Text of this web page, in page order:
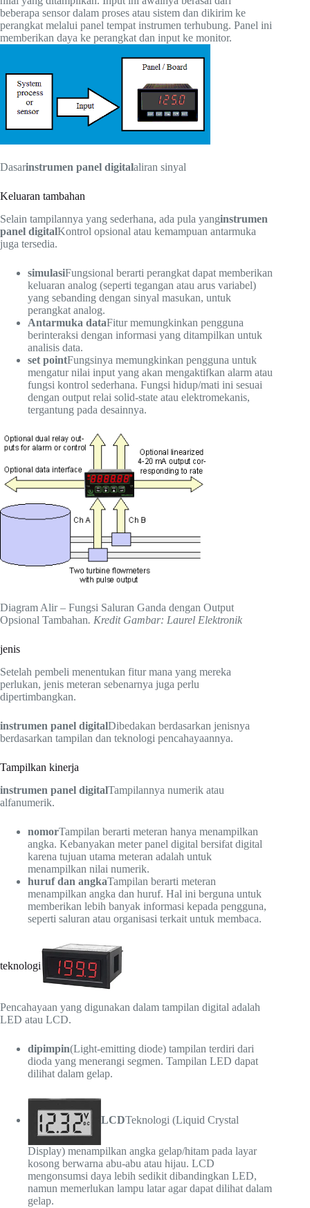
beberapa sensor dalam proses atau sistem dan dikirim ke
perangkat melalui panel tempat instrumen terhubung. Panel ini
memberikan daya ke perangkat dan input ke monitor.
Dasarinstrumen panel digitalaliran sinyal
Keluaran tambahan
Selain tampilannya yang sederhana, ada pula yanginstrumen
panel digitalKontrol opsional atau kemampuan antarmuka
juga tersedia.
simulasiFungsional berarti perangkat dapat memberikan
keluaran analog (seperti tegangan atau arus variabel)
yang sebanding dengan sinyal masukan, untuk
perangkat analog.
Antarmuka dataFitur memungkinkan pengguna
berinteraksi dengan informasi yang ditampilkan untuk
analisis data.
set pointFungsinya memungkinkan pengguna untuk
mengatur nilai input yang akan mengaktifkan alarm atau
fungsi kontrol sederhana. Fungsi hidup/mati ini sesuai
dengan output relai solid-state atau elektromekanis,
tergantung pada desainnya.
Diagram Alir – Fungsi Saluran Ganda dengan Output
Opsional Tambahan. Kredit Gambar: Laurel Elektronik
jenis
Setelah pembeli menentukan fitur mana yang mereka
perlukan, jenis meteran sebenarnya juga perlu
dipertimbangkan.
instrumen panel digitalDibedakan berdasarkan jenisnya
berdasarkan tampilan dan teknologi pencahayaannya.
Tampilkan kinerja
instrumen panel digitalTampilannya numerik atau
alfanumerik.
nomorTampilan berarti meteran hanya menampilkan
angka. Kebanyakan meter panel digital bersifat digital
karena tujuan utama meteran adalah untuk
menampilkan nilai numerik.
huruf dan angkaTampilan berarti meteran
menampilkan angka dan huruf. Hal ini berguna untuk
memberikan lebih banyak informasi kepada pengguna,
seperti saluran atau organisasi terkait untuk membaca.
teknologi
Pencahayaan yang digunakan dalam tampilan digital adalah
LED atau LCD.
dipimpin(Light-emitting diode) tampilan terdiri dari
dioda yang menerangi segmen. Tampilan LED dapat
dilihat dalam gelap.
LCDTeknologi (Liquid Crystal
Display) menampilkan angka gelap/hitam pada layar
kosong berwarna abu-abu atau hijau. LCD
mengonsumsi daya lebih sedikit dibandingkan LED,
namun memerlukan lampu latar agar dapat dilihat dalam
gelap.